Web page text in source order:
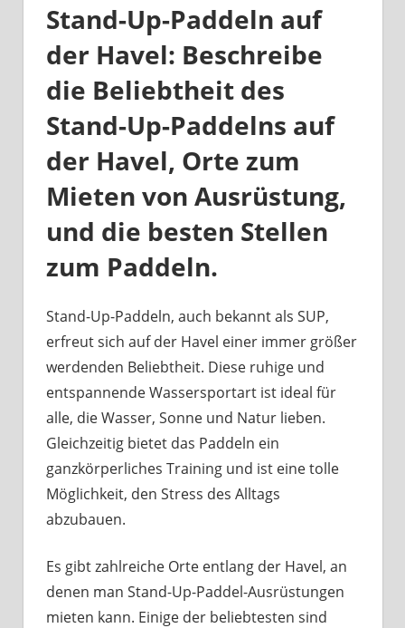
Stand-Up-Paddeln auf
der Havel: Beschreibe
die Beliebtheit des
Stand-Up-Paddelns auf
der Havel, Orte zum
Mieten von Ausrüstung,
und die besten Stellen
zum Paddeln.
Stand-Up-Paddeln, auch bekannt als SUP,
erfreut sich auf der Havel einer immer größer
werdenden Beliebtheit. Diese ruhige und
entspannende Wassersportart ist ideal für
alle, die Wasser, Sonne und Natur lieben.
Gleichzeitig bietet das Paddeln ein
ganzkörperliches Training und ist eine tolle
Möglichkeit, den Stress des Alltags
abzubauen.
Es gibt zahlreiche Orte entlang der Havel, an
denen man Stand-Up-Paddel-Ausrüstungen
mieten kann. Einige der beliebtesten sind